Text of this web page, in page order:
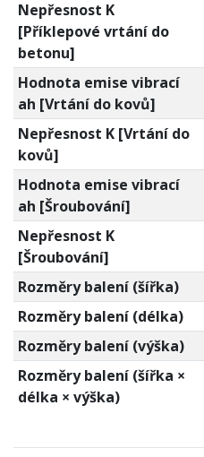
Nepřesnost K
[Příklepové vrtání do
betonu]
Hodnota emise vibrací
ah [Vrtání do kovů]
Nepřesnost K [Vrtání do
kovů]
Hodnota emise vibrací
ah [Šroubování]
Nepřesnost K
[Šroubování]
Rozměry balení (šířka)
Rozměry balení (délka)
Rozměry balení (výška)
Rozměry balení (šířka ×
délka × výška)